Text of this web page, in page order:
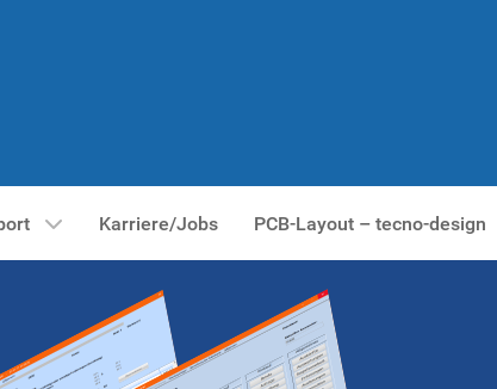
Karriere/Jobs PCB-Layout – tecno-design